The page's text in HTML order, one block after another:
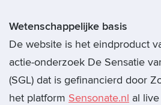
Wetenschappelijke basis
De website is het eindproduct
actie-onderzoek De Sensatie
(SGL) dat is gefinancierd door
het platform Sensonate.nl al